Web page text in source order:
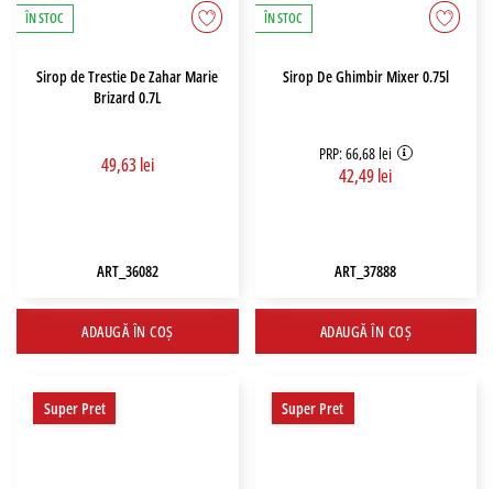
ÎN STOC
Sirop de Trestie De Zahar Marie
Brizard 0.7L
49,63 lei
ART_36082
ADAUGĂ ÎN COȘ
ÎN STOC
Sirop De Ghimbir Mixer 0.75l
PRP: 66,68 lei
42,49 lei
ART_37888
ADAUGĂ ÎN COȘ
Super Pret Super Pret